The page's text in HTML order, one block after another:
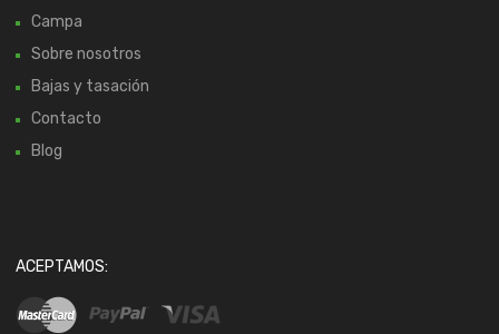
Campa
Sobre nosotros
Bajas y tasación
Contacto
Blog
ACEPTAMOS: